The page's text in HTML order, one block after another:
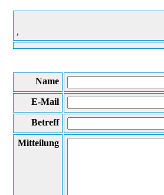
,
Name
E-Mail
Betreff
Mitteilung